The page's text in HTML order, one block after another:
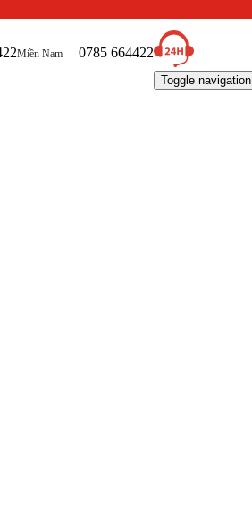
Miền Nam 0785 664422
Toggle navigation